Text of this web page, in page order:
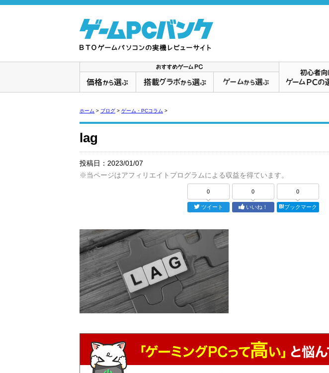
ホーム > ブログ > ゲーム・PCコラム >
lag
投稿日： 2023/01/07
※当ページはアフィリエイトプログラムによる収益を得ています。
0
ツイート
0
いいね！
0
ブックマーク